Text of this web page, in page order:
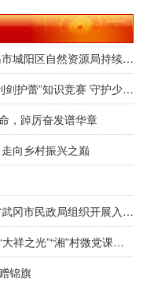
精准施策优服务 赋能营商再提速｜青岛市城阳区自然资源局持续升级不动产登记涉企服务 跑出改革加速度
湖南省岳溪九径大安源村开展“防溺水·利剑护蕾”知识竞赛 守护少年儿童平安暑假
，踔厉奋发谱华章
向乡村振兴之巅
情系困难群众 走访传递温情——湖南省武冈市民政局组织开展入户走访慰问活动
田间地头传党音，稻花香里践初心——“大祥之光”“湘”村微党课宣讲团走进湖南省邵阳市大祥区罗市镇和平村
锦旗